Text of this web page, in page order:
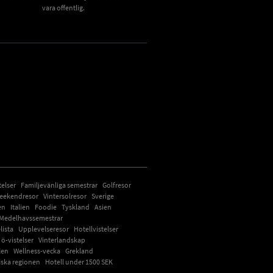
vara offentlig.
Familjevänliga semestrar Golfresor
Vintersolresor Sverige
Italien Foodie Tyskland
Asien
Medelhavssemestrar
Upplevelseresor Hotellvistelser
ö-vistelser Vinterlandskap
Wellness-vecka Grekland
regionen
Hotell under 1500 SEK